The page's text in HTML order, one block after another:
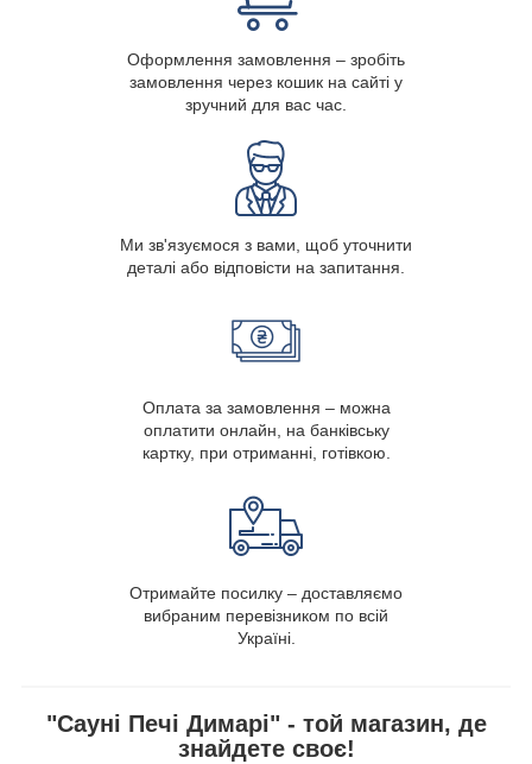
Оформлення замовлення – зробіть
замовлення через кошик на сайті у
зручний для вас час.
Ми зв'язуємося з вами, щоб уточнити
деталі або відповісти на запитання.
Оплата за замовлення – можна
оплатити онлайн, на банківську
картку, при отриманні, готівкою.
Отримайте посилку – доставляємо
вибраним перевізником по всій
Україні.
"Сауні Печі Димарі" - той магазин, де
знайдете своє!